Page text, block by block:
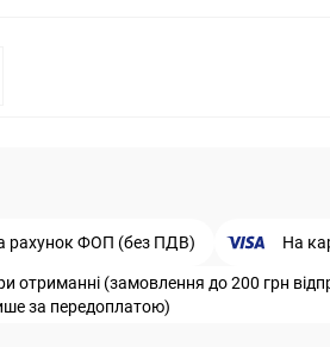
рахунок ФОП (без ПДВ) На
отриманні (замовлення до 200 грн
за передоплатою)